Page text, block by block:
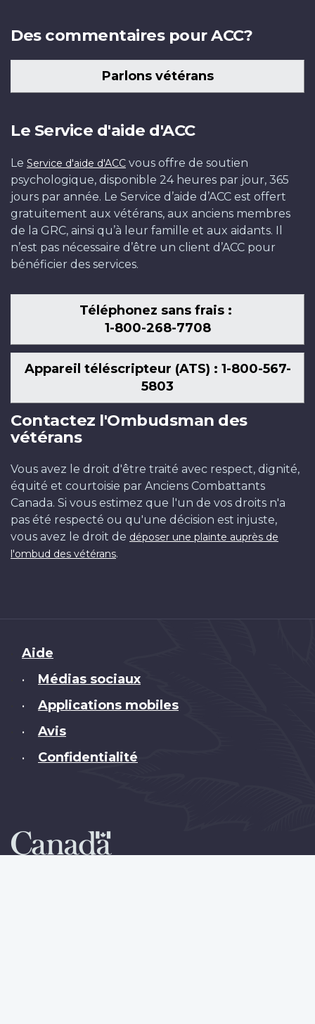
Des commentaires pour ACC?
Parlons vétérans
Le Service d'aide d'ACC
Le Service d'aide d'ACC vous offre de soutien
psychologique, disponible 24 heures par jour, 365
jours par année. Le Service d’aide d’ACC est offert
gratuitement aux vétérans, aux anciens membres
de la GRC, ainsi qu’à leur famille et aux aidants. Il
n’est pas nécessaire d’être un client d’ACC pour
bénéficier des services.
Téléphonez sans frais :
1-800-268-7708
Appareil téléscripteur (ATS) : 1-800-567-
5803
Contactez l'Ombudsman des
vétérans
Vous avez le droit d'être traité avec respect, dignité,
équité et courtoisie par Anciens Combattants
Canada. Si vous estimez que l'un de vos droits n'a
pas été respecté ou qu'une décision est injuste,
vous avez le droit de déposer une plainte auprès de
l'ombud des vétérans.
Brand
Aide
• Médias sociaux
• Applications mobiles
• Avis
• Confidentialité